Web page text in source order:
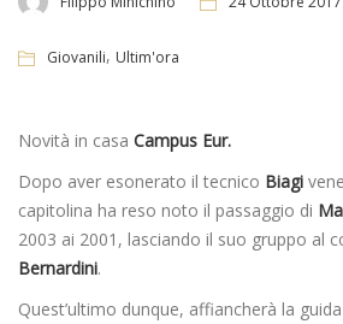
Giovanili, Ultim'ora
Novità in casa Campus Eur.
Dopo aver esonerato il tecnico Biagi
capitolina ha reso noto il passaggio di
2003 ai 2001, lasciando il suo gruppo al
Bernardini.
Quest’ultimo dunque, affiancherà la